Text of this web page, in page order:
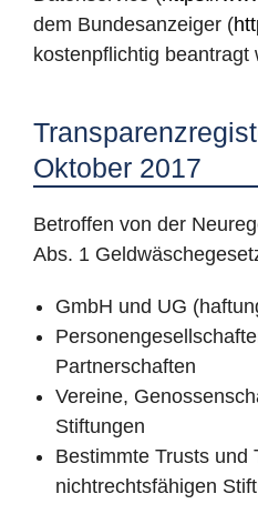
dem Bundesanzeiger (
kostenpflichtig beantragt
Oktober 2017
Betroffen von der
Abs. 1
GmbH und UG
Partnerschaften
Vereine,
Stiftungen
Bestimmte Trusts und
nichtrechtsfähigen